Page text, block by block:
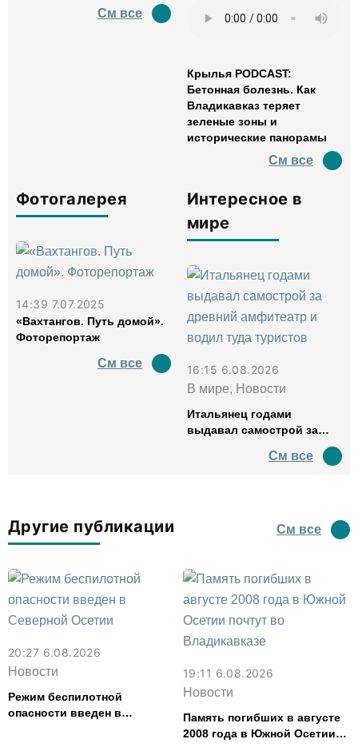
См все
Крылья PODCAST:
Бетонная болезнь. Как
Владикавказ теряет
зеленые зоны и
исторические панорамы
См все
Фотогалерея
14:39 7.07.2025
«Вахтангов. Путь домой».
Фоторепортаж
См все
Интересное в
мире
16:15 6.08.2026
В мире, Новости
Итальянец годами
выдавал самострой за
водил туда туристов
См все
Другие публикации См все
20:27 6.08.2026
Новости
Режим беспилотной
опасности введен в
19:11 6.08.2026
Новости
Память погибших в августе
2008 года в Южной Осетии